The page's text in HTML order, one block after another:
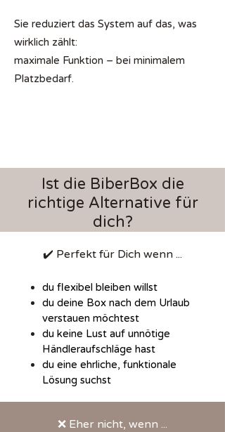
Sie reduziert das System auf das, was
wirklich zählt:
maximale Funktion – bei minimalem
Platzbedarf.
Ist die BiberBox die
richtige Alternative für
dich?
✔️ Perfekt für Dich wenn ...
du flexibel bleiben willst
du deine Box nach dem Urlaub
verstauen möchtest
du keine Lust auf unnötige
Händleraufschläge hast
du eine ehrliche, funktionale
Lösung suchst
❌ Eher nicht, wenn ...